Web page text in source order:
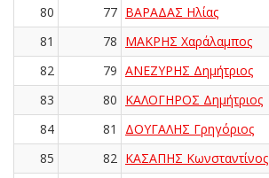
80
77 ΒΑΡΑΔΑΣ Ηλίας
81
78 ΜΑΚΡΗΣ Χαράλαμπος
82
79 ΑΝΕΖΥΡΗΣ Δημήτριος
83
80 ΚΑΛΟΓΗΡΟΣ Δημήτριος
84
81 ΔΟΥΓΑΛΗΣ Γρηγόριος
85
82 ΚΑΣΑΠΗΣ Κωνσταντίνος